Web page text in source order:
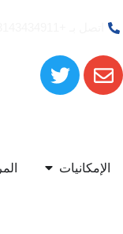
الإمكانيات